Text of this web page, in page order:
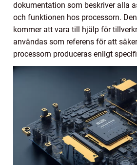
dokumentation som beskriver alla
och funktionen hos processorn.
kommer att vara till hjälp för
användas som referens för att
processorn produceras enligt